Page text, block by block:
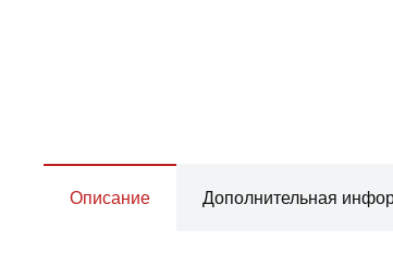
Описание Дополнительная